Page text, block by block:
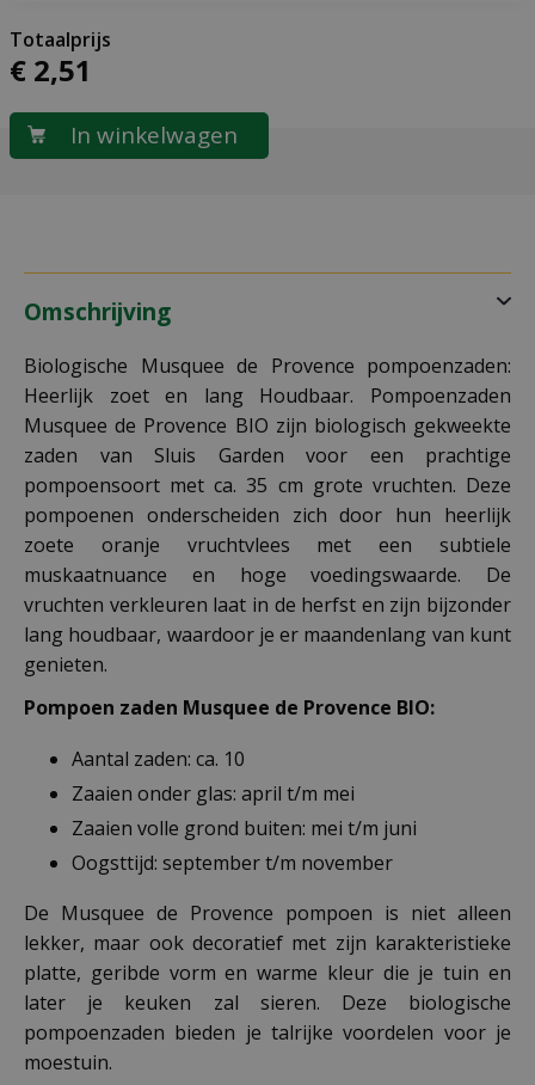
€ 2,51
Omschrijving
Biologische Musquee de Provence pompoenzaden:
Heerlijk zoet en lang Houdbaar. Pompoenzaden
Musquee de Provence BIO zijn biologisch gekweekte
zaden van Sluis Garden voor een prachtige
pompoensoort met ca. 35 cm grote vruchten. Deze
pompoenen onderscheiden zich door hun heerlijk
zoete oranje vruchtvlees met een subtiele
muskaatnuance en hoge voedingswaarde. De
vruchten verkleuren laat in de herfst en zijn bijzonder
lang houdbaar, waardoor je er maandenlang van kunt
genieten.
Pompoen zaden Musquee de Provence BIO:
Aantal zaden: ca. 10
Zaaien onder glas: april t/m mei
Zaaien volle grond buiten: mei t/m juni
Oogsttijd: september t/m november
De Musquee de Provence pompoen is niet alleen
lekker, maar ook decoratief met zijn karakteristieke
platte, geribde vorm en warme kleur die je tuin en
later je keuken zal sieren. Deze biologische
pompoenzaden bieden je talrijke voordelen voor je
moestuin.